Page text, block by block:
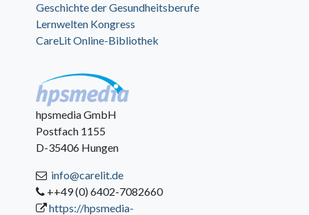
Geschichte der Gesundheitsberufe
Lernwelten Kongress
CareLit Online-Bibliothek
hpsmedia GmbH
Postfach 1155
D-35406 Hungen
info@carelit.de
++49 (0) 6402-7082660
https://hpsmedia-